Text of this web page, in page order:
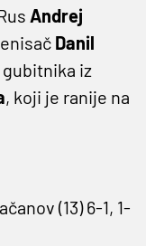
Andrej
Danil
iz
, koji je ranije na
(13) 6-1, 1-